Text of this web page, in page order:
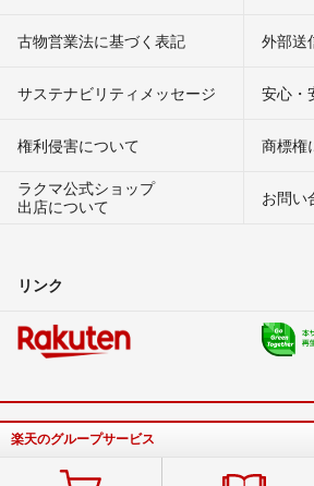
古物営業法に基づく表記 外部送
サステナビリティメッセージ 安心・
権利侵害について
商標権
ラクマ公式ショップ
出店について
お問い
リンク
楽天のグループサービス